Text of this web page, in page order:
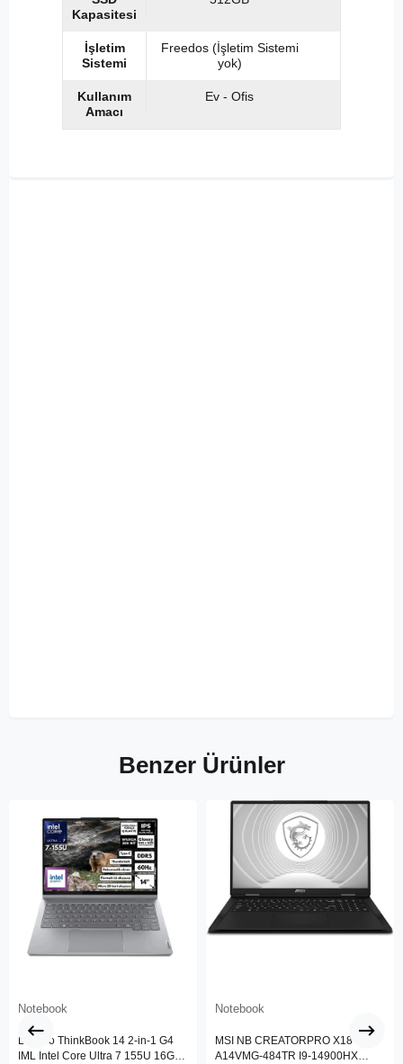
Kapasitesi
İşletim
Sistemi
Freedos (İşletim Sistemi
yok)
Kullanım
Amacı
Ev - Ofis
Benzer Ürünler
Notebook
Lenovo ThinkBook 14 2-in-1 G4
IML Intel Core Ultra 7 155U 16GB
Notebook
MSI NB CREATORPRO X18 HX
A14VMG-484TR I9-14900HX